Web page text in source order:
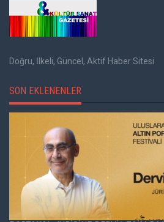
Doğru, İlkeli, Güncel, Aktif Haber Sitesi
SON EKLENENLER